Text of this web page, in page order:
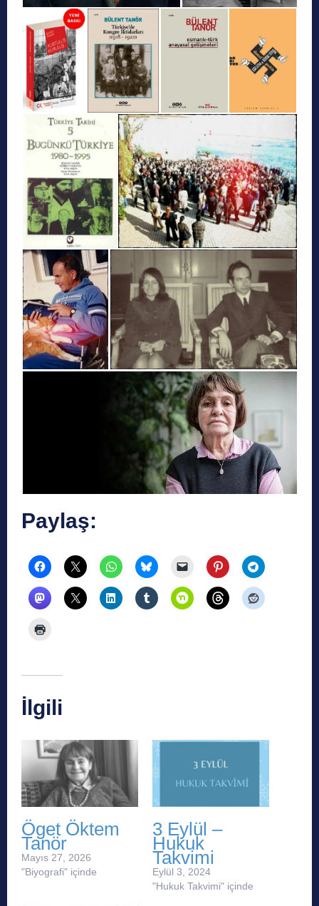
Paylaş:
İlgili
Öget Öktem
Tanör
Mayıs 27, 2026
"Biyografi" içinde
3 Eylül –
Hukuk
Takvimi
Eylül 3, 2024
"Hukuk Takvimi" içinde